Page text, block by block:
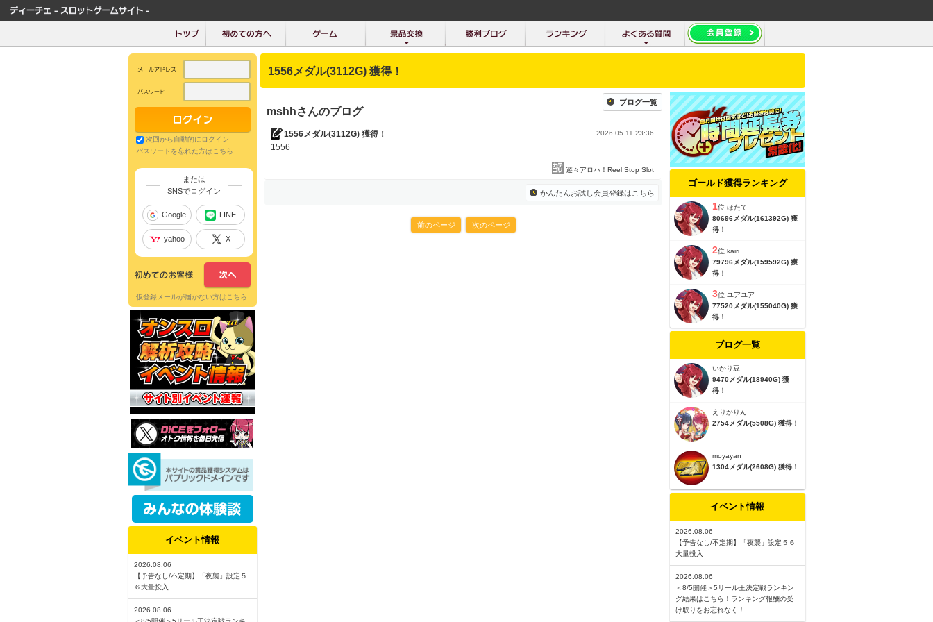
1556メダル(3112G) 獲得！
mshhさんのブログ
ブログ一覧
1556メダル(3112G) 獲得！ 2026.05.11 23:36
1556
遊々アロハ！Reel Stop Slot
かんたんお試し会員登録はこちら
前のページ 次のページ
ゴールド獲得ランキング
1位 ほたて
80696メダル(161392G) 獲
得！
2位 kairi
79796メダル(159592G) 獲
得！
3位 ユアユア
77520メダル(155040G) 獲
得！
ブログ一覧
いかり豆
9470メダル(18940G) 獲
得！
えりかりん
2754メダル(5508G) 獲得！
moyayan
1304メダル(2608G) 獲得！
イベント情報
2026.08.06
【予告なし/不定期】「夜襲」設定５６
大量投入
2026.08.06
＜8/5開催＞5リール王決定戦ランキン
グ結果はこちら！ランキング報酬の受
け取りをお忘れなく！
次回から自動的にログイン
パスワードを忘れた方はこちら
または
SNSでログイン
Google LINE
yahoo X
仮登録メールが届かない方はこちら
イベント情報
2026.08.06
【予告なし/不定期】「夜襲」設定５
６大量投入
2026.08.06